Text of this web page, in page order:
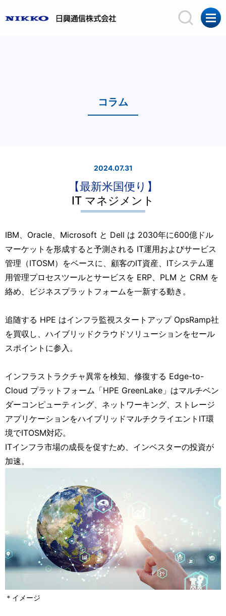
コラム
2024.07.31
【最新米国便り】
IT マネジメント
IBM、Oracle、Microsoft と Dell は 2030年に600億ドル
マーケットを形成すると予測される IT運用およびサービス
管理（ITOSM）をベースに、顧客のIT資産、ITシステム運
用管理プロセスツールとサービスを ERP、PLM と CRM を
絡め、ビジネスプラットフォームを一新する動き。
追随する HPE はインフラ監視スタートアップ OpsRamp社
を買収し、ハイブリッドクラウドソリューションをセール
スポイントに参入。
インフラストラクチャ異常を検知、修復する Edge-to-
Cloud プラットフォーム「HPE GreenLake」はマルチベン
ダーコンピューティング、ネットワーキング、ストレージ
アプリケーションをハイブリッドマルチクライエントIT環
境でITOSM対応。
ITインフラ市場の成長を促すため、インベスターの投資が
加速。
＊イメージ